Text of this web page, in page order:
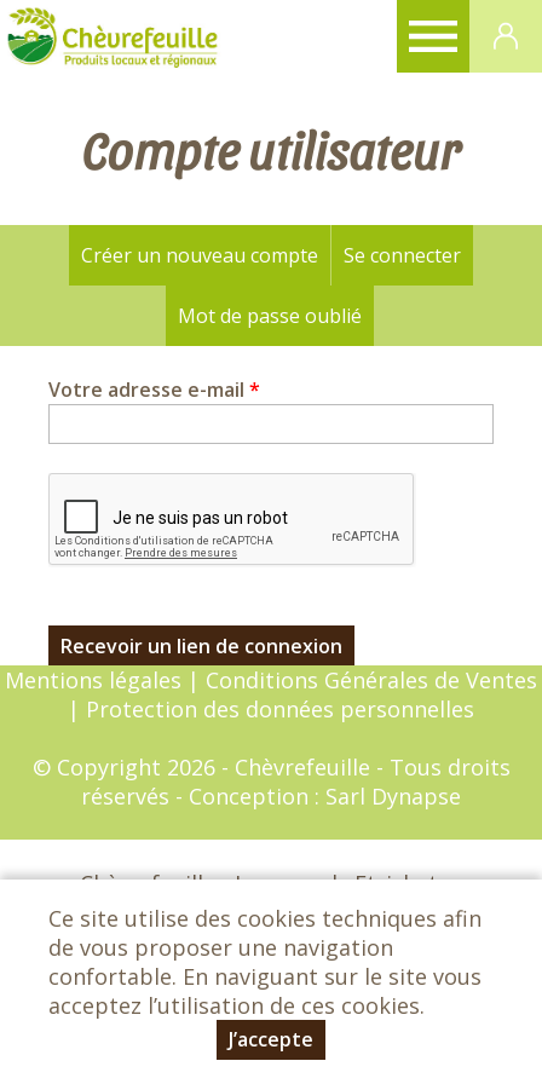
Compte utilisateur
Onglets
principaux
Créer un nouveau compte Se connecter
Mot de passe oublié
Votre adresse e-mail *
Mentions légales | Conditions Générales de Ventes
| Protection des données personnelles
© Copyright 2026 - Chèvrefeuille - Tous droits
réservés - Conception : Sarl Dynapse
Chèvrefeuille - Les grands Etrichets -
72650 Saint-Saturnin - 02 43 25 29 42
lemagasinchevrefeuille@orange.fr
Ce site utilise des cookies techniques afin
de vous proposer une navigation
confortable. En naviguant sur le site vous
acceptez l’utilisation de ces cookies.
J’accepte